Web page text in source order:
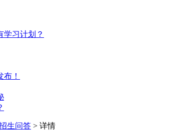
学习计划？
！
生问答 > 详情